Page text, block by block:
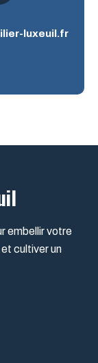
luxeuil.fr
embellir votre
cultiver un